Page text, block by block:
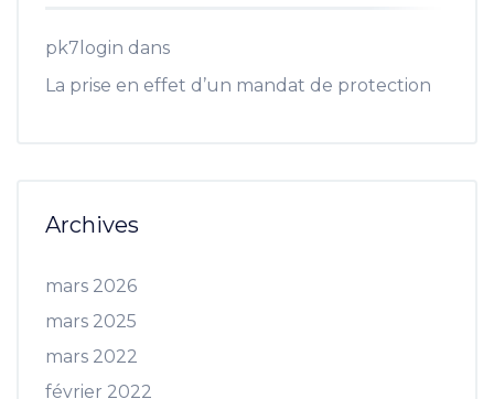
pk7login dans
La prise en effet d’un mandat de protection
Archives
mars 2026
mars 2025
mars 2022
février 2022